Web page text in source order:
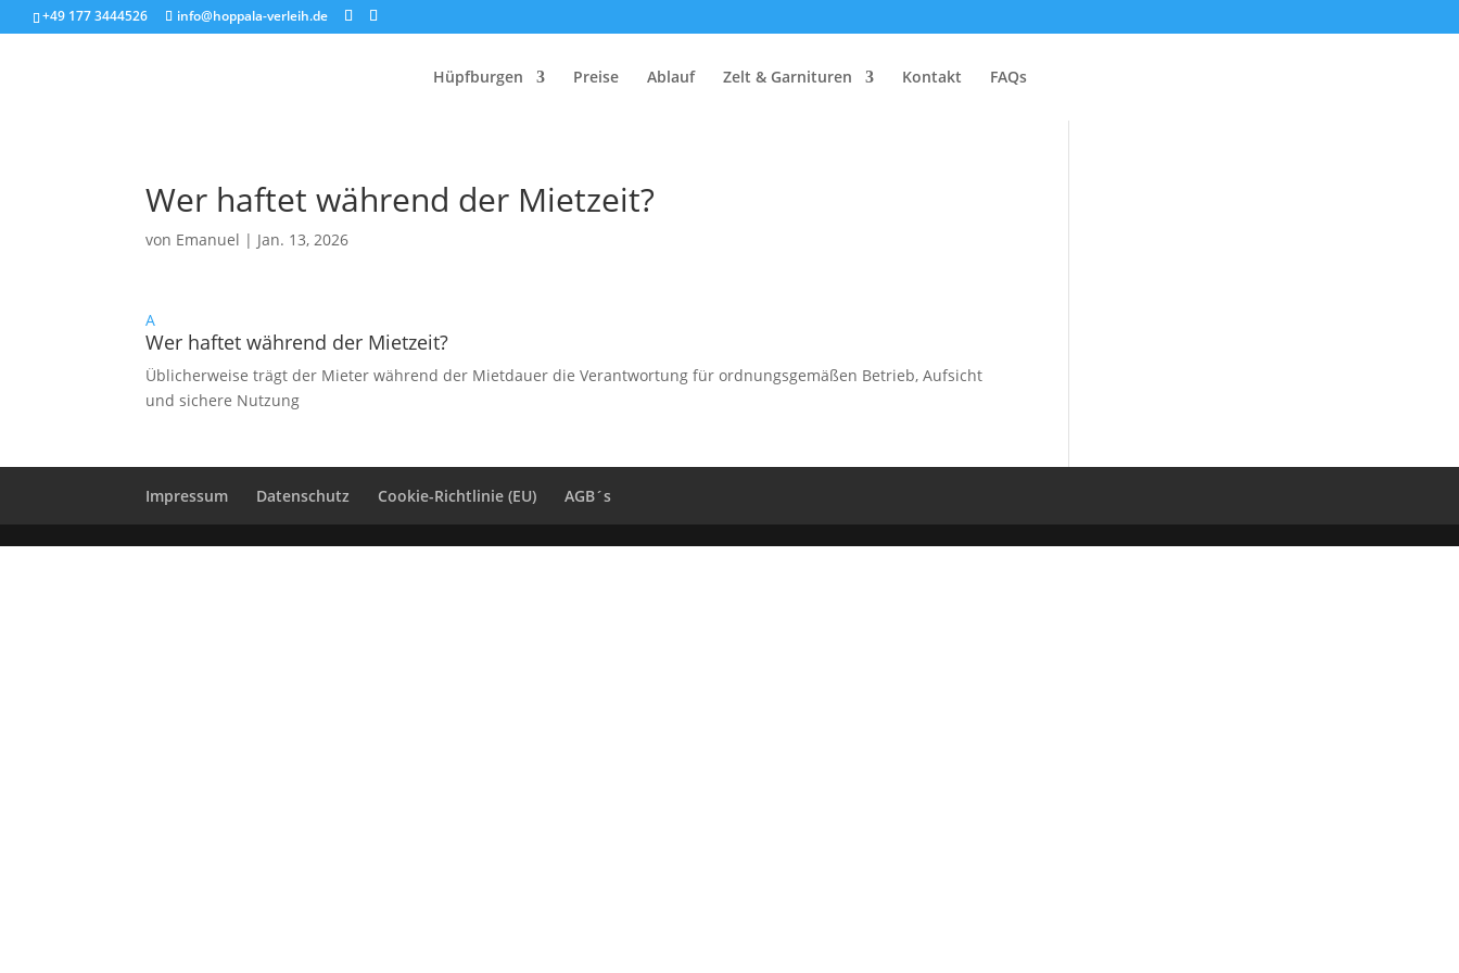
+49 177 3444526 info@hoppala-verleih.de
Hüpfburgen Preise Ablauf Zelt & Garnituren Kontakt FAQs
Wer haftet während der Mietzeit?
von Emanuel | Jan. 13, 2026
A
Wer haftet während der Mietzeit?
Üblicherweise trägt der Mieter während der Mietdauer die Verantwortung für ordnungsgemäßen Betrieb, Aufsicht
und sichere Nutzung
Impressum Datenschutz Cookie-Richtlinie (EU) AGB´s